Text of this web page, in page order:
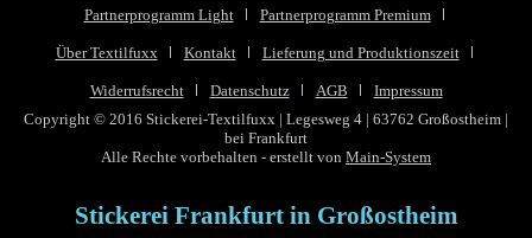
Partnerprogramm Light Partnerprogramm Premium
Über Textilfuxx Kontakt Lieferung und Produktionszeit
Widerrufsrecht Datenschutz AGB
Impressum
Copyright © 2016 Stickerei-Textilfuxx | Legesweg 4 | 63762 Großostheim |
bei Frankfurt
Alle Rechte vorbehalten - erstellt von Main-System
Stickerei Frankfurt in Großostheim